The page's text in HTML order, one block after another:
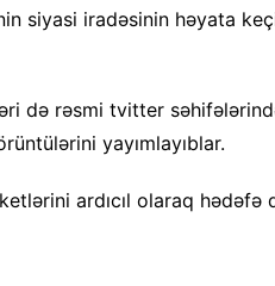
siyasi iradəsinin həyata
də rəsmi tvitter
yayımlayıblar.
ardıcıl olaraq hədəfə